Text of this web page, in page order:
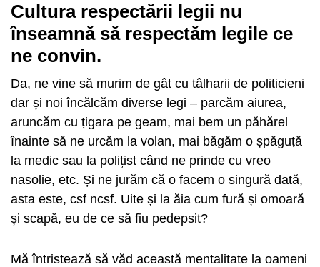
Cultura respectării legii nu
înseamnă să respectăm legile ce
ne convin.
Da, ne vine să murim de gât cu tâlharii de politicieni
dar și noi încălcăm diverse legi – parcăm aiurea,
aruncăm cu țigara pe geam, mai bem un păhărel
înainte să ne urcăm la volan, mai băgăm o șpăguță
la medic sau la polițist când ne prinde cu vreo
nasolie, etc. Și ne jurăm că o facem o singură dată,
asta este, csf ncsf. Uite și la ăia cum fură și omoară
și scapă, eu de ce să fiu pedepsit?
Mă întristează să văd această mentalitate la oameni